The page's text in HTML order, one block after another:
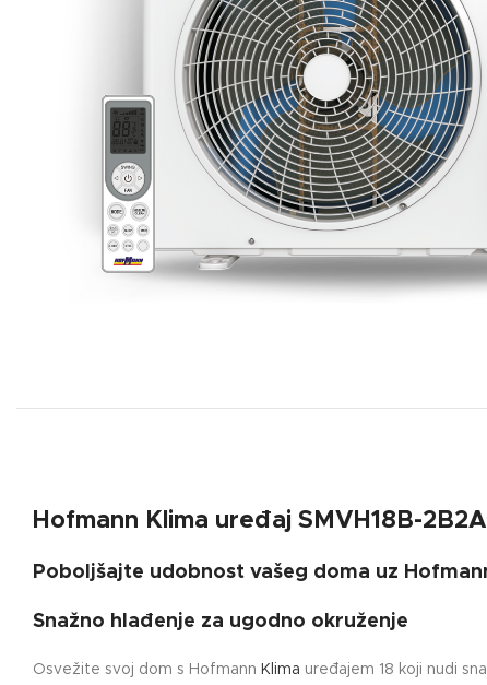
Hofmann Klima uređaj SMVH1 8 B-
Poboljšajte udobnost vašeg doma uz
Snažno hlađenje za ugodno okruženje
Osvežite svoj dom s Hofmann Klima uređajem 18 koji nudi